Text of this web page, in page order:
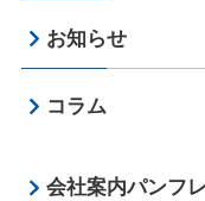
お知らせ
コラム
会社案内パンフ